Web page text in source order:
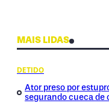
MAIS LIDAS
DETIDO
Ator preso por
segurando cueca de